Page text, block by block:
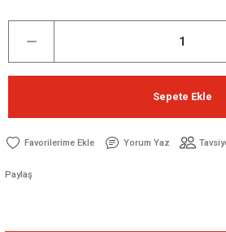
Sepete Ekle
Yorum Yaz
Paylaş